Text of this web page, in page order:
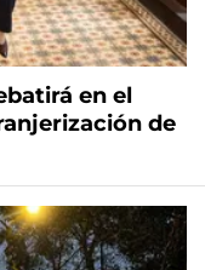
en el
de